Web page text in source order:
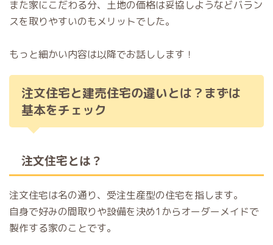
また家にこだわる分、土地の価格は妥協しようなどバラン
スを取りやすいのもメリットでした。
もっと細かい内容は以降でお話しします！
注文住宅と建売住宅の違いとは？まずは
基本をチェック
注文住宅とは？
注文住宅は名の通り、受注生産型の住宅を指します。
自身で好みの間取りや設備を決め1からオーダーメイドで
製作する家のことです。